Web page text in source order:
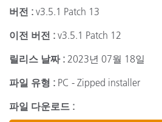
버전 : v3.5.1 Patch 13
이전 버전 : v3.5.1 Patch 12
릴리스 날짜 : 2023년 07월 18일
파일 유형 : PC - Zipped installer
파일 다운로드 :